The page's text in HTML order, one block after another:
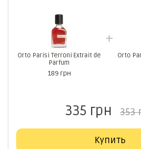
Orto Parisi Terroni Extrait de
Parfum
189 грн
Orto
335 грн 353
Купить